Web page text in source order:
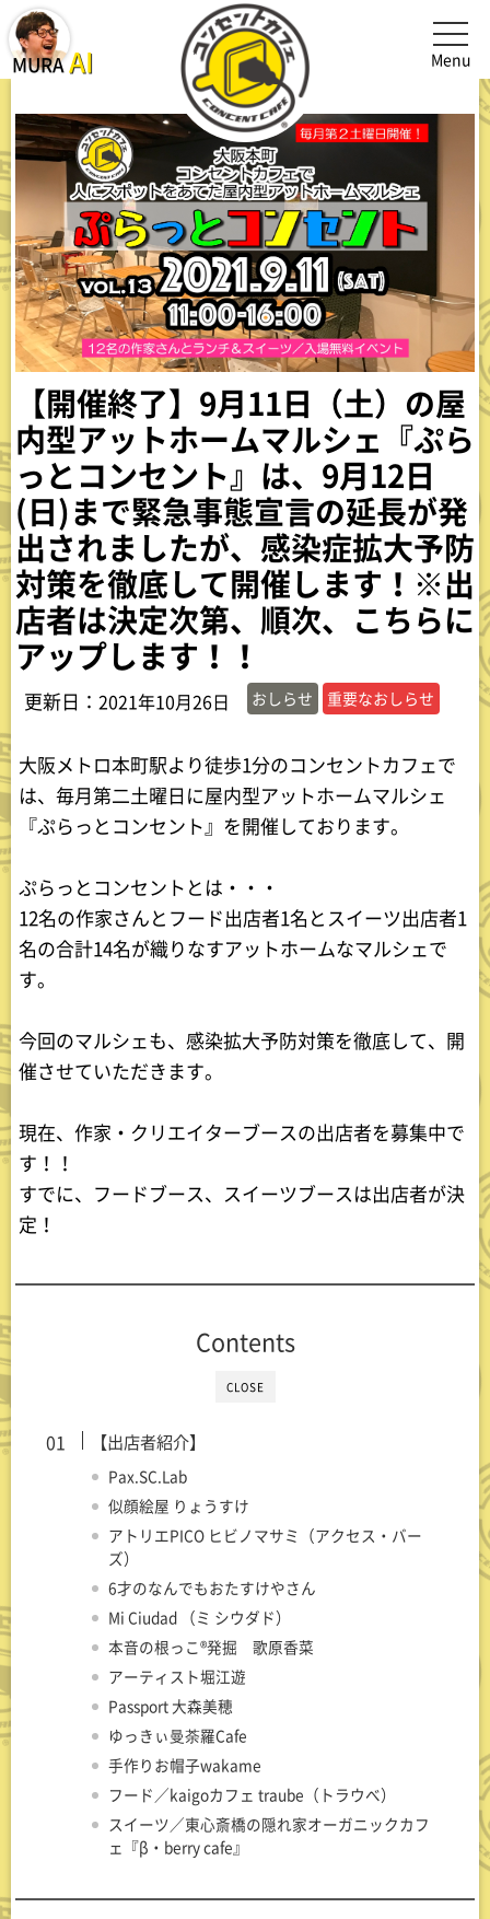
メニュ
Menu
【開催終了】9月11日（土）の屋
内型アットホームマルシェ『ぷら
っとコンセント』は、9月12日
(日)まで緊急事態宣言の延長が発
出されましたが、感染症拡大予防
対策を徹底して開催します！※出
店者は決定次第、順次、こちらに
アップします！！
更新日： 2021年10月26日 おしらせ 重要なおしらせ
大阪メトロ本町駅より徒歩1分のコンセントカフェで
は、毎月第二土曜日に屋内型アットホームマルシェ
『ぷらっとコンセント』を開催しております。
ぷらっとコンセントとは・・・
12名の作家さんとフード出店者1名とスイーツ出店者1
名の合計14名が織りなすアットホームなマルシェで
す。
今回のマルシェも、感染拡大予防対策を徹底して、開
催させていただきます。
現在、作家・クリエイターブースの出店者を募集中で
す！！
すでに、フードブース、スイーツブースは出店者が決
定！
CLOSE
Contents
【出店者紹介】
Pax.SC.Lab
似顔絵屋 りょうすけ
アトリエPICO ヒビノマサミ（アクセス・バー
ズ）
6才のなんでもおたすけやさん
Mi Ciudad （ミ シウダド）
本音の根っこ®︎発掘 歌原香菜
アーティスト堀江遊
Passport 大森美穂
ゆっきぃ曼荼羅Cafe
手作りお帽子wakame
フード／kaigoカフェ traube（トラウべ）
スイーツ／東心斎橋の隠れ家オーガニックカフ
ェ『β・berry cafe』
MURA AI(オーナー村井AI)を起動、閉じる
MURAAI